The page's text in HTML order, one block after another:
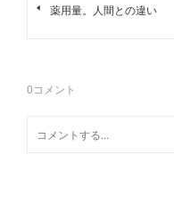
薬用量。人間との違い
0コメント